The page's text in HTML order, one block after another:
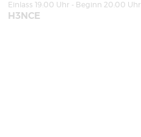
Einlass 19:00 Uhr - Beginn 20:00 Uhr
H3NCE